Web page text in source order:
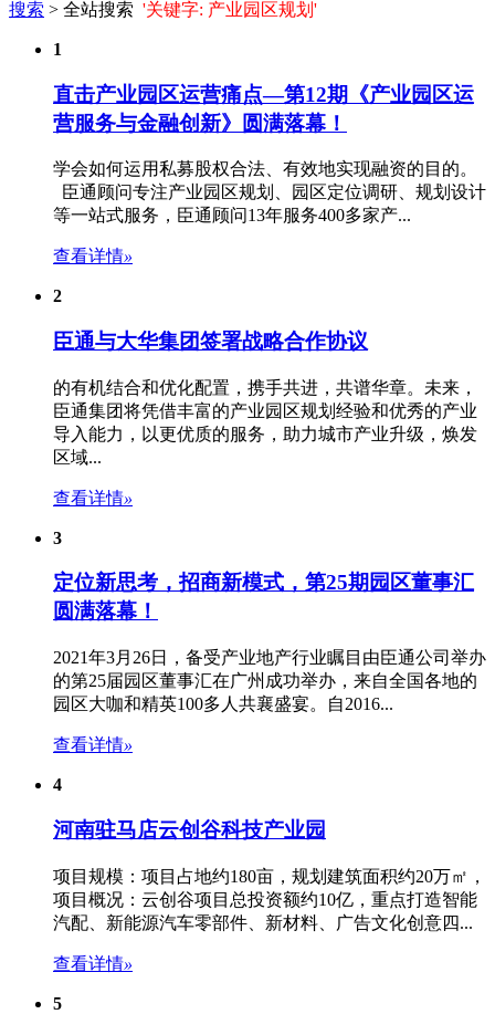
搜索 > 全站搜索 '关键字: 产业园区规划'
1
直击产业园区运营痛点—第12期《产业园区运
营服务与金融创新》圆满落幕！
学会如何运用私募股权合法、有效地实现融资的目的。
臣通顾问专注产业园区规划
、园区定位调研、规划设计
等一站式服务，臣通顾问13年服务400多家产...
查看详情»
2
臣通与大华集团签署战略合作协议
的有机结合和优化配置，携手共进，共谱华章。未来，
臣通集团将凭借丰富的产业园区规划 经验和优秀的产业
导入能力，以更优质的服务，助力城市产业升级，焕发
区域...
查看详情»
3
定位新思考，招商新模式，第25期园区董事汇
圆满落幕！
2021年3月26日，备受产业地产行业瞩目由臣通公司举办
的第25届园区董事汇在广州成功举办，来自全国各地的
园区大咖和精英100多人共襄盛宴。自2016...
查看详情»
4
河南驻马店云创谷科技产业园
项目规模：项目占地约180亩，规划建筑面积约20万㎡，
项目概况：云创谷项目总投资额约10亿，重点打造智能
汽配、新能源汽车零部件、新材料、广告文化创意四...
查看详情»
5